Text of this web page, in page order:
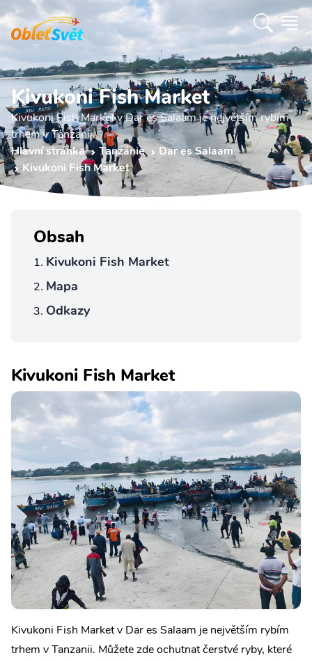
Kivukoni Fish Market
Kivukoni Fish Market v Dar es Salaam je největším rybím
trhem v Tanzanii.
Hlavní stránka
Tanzánie
Dar es Salaam
Kivukoni Fish Market
Obsah
Kivukoni Fish Market
Mapa
Odkazy
Kivukoni Fish Market
Kivukoni Fish Market v Dar es Salaam je největším rybím
trhem v Tanzanii. Můžete zde ochutnat čerstvé ryby, které